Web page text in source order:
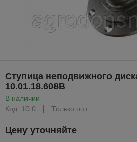
Ступица неподвижного
10.01.18.608В
В наличии
Код: 10.0
Только опт
Цену уточняйте